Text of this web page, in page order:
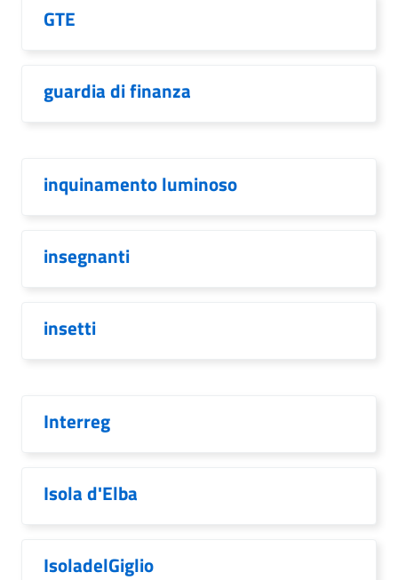
GTE
guardia di finanza
inquinamento luminoso
insegnanti
insetti
Interreg
Isola d'Elba
IsoladelGiglio